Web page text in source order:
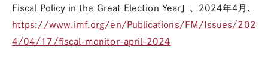
Fiscal Policy in the Great Election Year 」、 2024年4 月、
https://www.imf.org/en/Publications/FM/Issues/202
4/04/17/fiscal-monitor-april-2024